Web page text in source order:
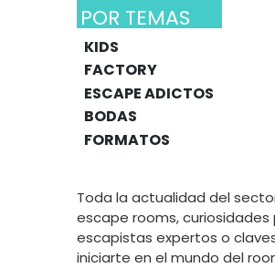
POR TEMAS
KIDS
FACTORY
ESCAPE ADICTOS
BODAS
FORMATOS
Toda la actualidad del
escape rooms, curiosidades
escapistas expertos o
iniciarte en el mundo del